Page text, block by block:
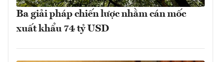
Ba giải pháp chiến lược nhằm cán mốc
xuất khẩu 74 tỷ USD